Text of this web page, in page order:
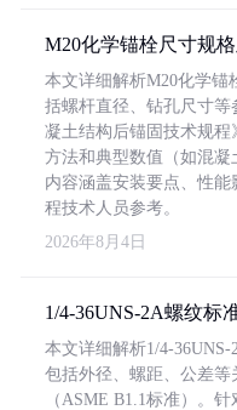
M20化学锚栓尺寸规
本文详细解析M20化学锚
括螺杆直径、钻孔尺寸
凝土结构后锚固技术规程
方法和典型数值（如混凝
内容涵盖安装要点、性
程技术人员参考。
2026年8月4日
1/4-36UNS-2A螺纹标
本文详细解析1/4-
包括外径、螺距、公差
（ASME B1.1标准）。